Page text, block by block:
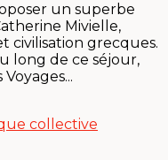
un superbe
Mivielle,
civilisation grecques.
long de ce séjour,